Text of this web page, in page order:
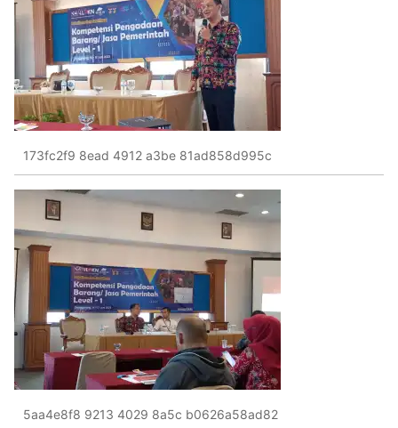
173fc2f9 8ead 4912 a3be 81ad858d995c
5aa4e8f8 9213 4029 8a5c b0626a58ad82